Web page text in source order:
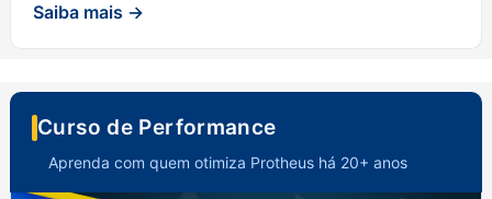
Saiba mais →
Curso de Performance
Aprenda com quem otimiza Protheus há 20+ anos